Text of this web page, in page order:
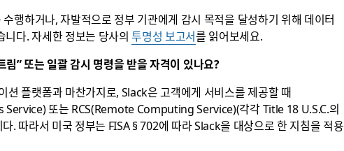
행하거나, 자발적으로 정부 기관에게 감시 목적을 달성하기 위해 데이터
니다. 자세한 정보는 당사의투명성 보고서를 읽어보세요.
” 또는 일괄 감시 명령을 받을 자격이 있나요?
션 플랫폼과 마찬가지로, Slack은 고객에게 서비스를 제공할 때
또는 RCS(Remote Computing Service)(각각 Title 18 U.S.C.의
. 따라서 미국 정부는 FISA § 702에 따라 Slack을 대상으로 한 지침을 적용